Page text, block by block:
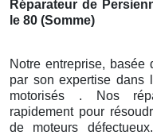
Réparateur de
le 80 (Somme)
Notre entreprise,
par son expertise dans
motorisés . Nos
rapidement pour
de moteurs